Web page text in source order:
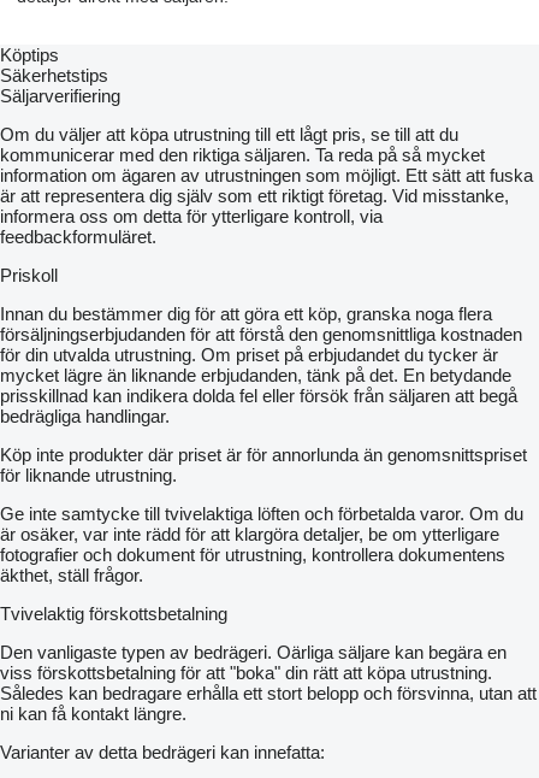
Köptips
Säkerhetstips
Säljarverifiering
Om du väljer att köpa utrustning till ett lågt pris, se till att du
kommunicerar med den riktiga säljaren. Ta reda på så mycket
information om ägaren av utrustningen som möjligt. Ett sätt att fuska
är att representera dig själv som ett riktigt företag. Vid misstanke,
informera oss om detta för ytterligare kontroll, via
feedbackformuläret.
Priskoll
Innan du bestämmer dig för att göra ett köp, granska noga flera
försäljningserbjudanden för att förstå den genomsnittliga kostnaden
för din utvalda utrustning. Om priset på erbjudandet du tycker är
mycket lägre än liknande erbjudanden, tänk på det. En betydande
prisskillnad kan indikera dolda fel eller försök från säljaren att begå
bedrägliga handlingar.
Köp inte produkter där priset är för annorlunda än genomsnittspriset
för liknande utrustning.
Ge inte samtycke till tvivelaktiga löften och förbetalda varor. Om du
är osäker, var inte rädd för att klargöra detaljer, be om ytterligare
fotografier och dokument för utrustning, kontrollera dokumentens
äkthet, ställ frågor.
Tvivelaktig förskottsbetalning
Den vanligaste typen av bedrägeri. Oärliga säljare kan begära en
viss förskottsbetalning för att "boka" din rätt att köpa utrustning.
Således kan bedragare erhålla ett stort belopp och försvinna, utan att
ni kan få kontakt längre.
Varianter av detta bedrägeri kan innefatta: